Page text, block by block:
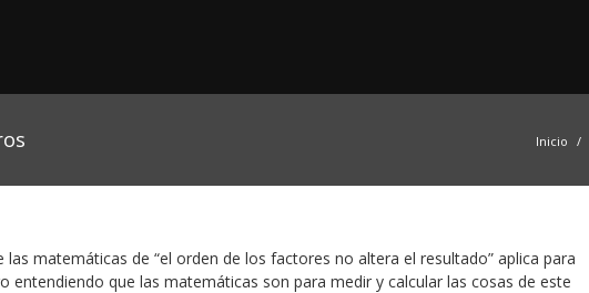
Inicio
matemáticas de “el orden de los factores no altera el resultado” aplica para
entendiendo que las matemáticas son para medir y calcular las cosas de este